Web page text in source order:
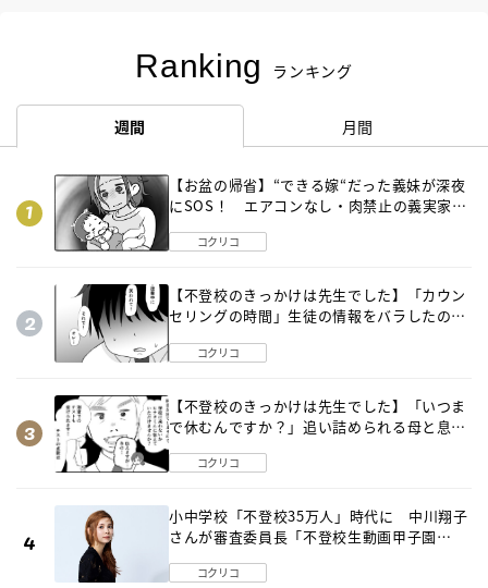
Ranking ランキング
週間 月間
【お盆の帰省】“できる嫁“だった義妹が深夜
にSOS！ エアコンなし・肉禁止の義実家ル
コクリコ
【不登校のきっかけは先生でした】「カウン
セリングの時間」生徒の情報をバラしたの
コクリコ
【不登校のきっかけは先生でした】「いつま
で休むんですか？」追い詰められる母と息子
コクリコ
小中学校「不登校35万人」時代に 中川翔子
さんが審査委員長「不登校生動画甲子園
コクリコ